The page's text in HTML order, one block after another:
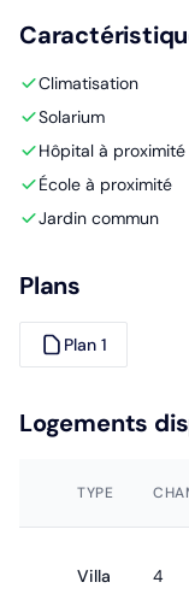
Climatisation
Solarium
Hôpital à proximité
École à proximité
Jardin commun
Plans
Plan 1
Logements
TYPE
Villa 4